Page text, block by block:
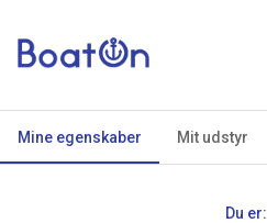
Mine egenskaber Mit udstyr
Du er: